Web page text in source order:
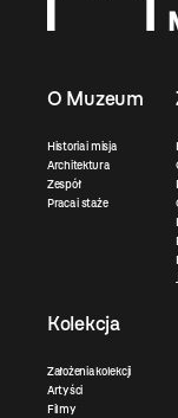
O Muzeum
Historia i misja
Architektura
Zespół
Praca i staże
Kolekcja
Założenia kolekcji
Artyści
Filmy